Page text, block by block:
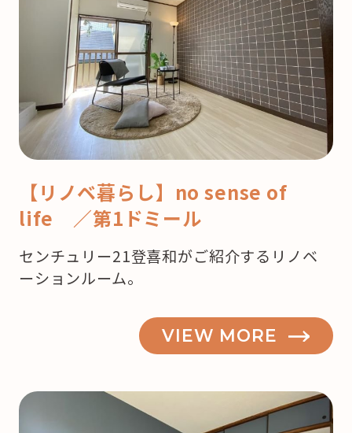
【リノベ暮らし】no sense of
life ／第1ドミール
センチュリー21登喜和がご紹介するリノベ
ーションルーム。
VIEW MORE